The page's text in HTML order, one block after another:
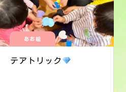
あお組
テアトリック